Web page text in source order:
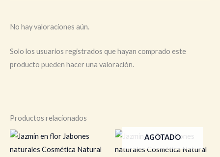
No hay valoraciones aún.
Solo los usuarios registrados que hayan comprado este
producto pueden hacer una valoración.
Productos relacionados
AGOTADO